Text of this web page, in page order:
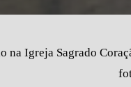
na Igreja Sagrado